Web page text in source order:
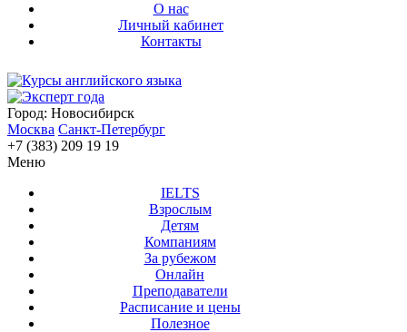
О нас
Личный кабинет
Контакты
Город: Новосибирск
Москва Санкт-Петербург
+7 (383) 209 19 19
Меню
IELTS
Взрослым
Детям
Компаниям
За рубежом
Онлайн
Преподаватели
Расписание и цены
Полезное